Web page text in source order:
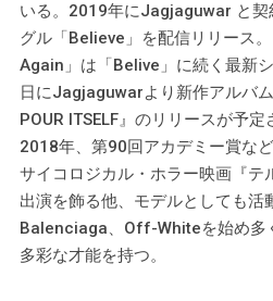
いる。2019年にJagjaguwar と契
グル「Believe」を配信リリース
Again」は「Belive」に続く最新
日にJagjaguwarより新作アルバ
POUR ITSELF』のリリースが予
2018年、第90回アカデミー賞な
サイコロジカル・ホラー映画『テ
出演を飾る他、モデルとしても活
Balenciaga、Off-Whiteを始め多
多彩な才能を持つ。